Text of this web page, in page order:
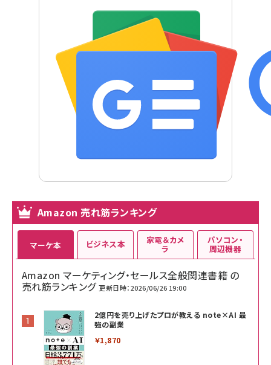
Amazon 売れ筋ランキング
マーケ本
Amazon マーケティング・セールス全般関連書籍 の
売れ筋ランキング 更新日時：2026/06/26 19:00
2億円を売り上げたプロが教える note×AI 最
強の副業
￥1,870
ビジネス本 家電＆カメ
ラ
パソコン・
周辺機器